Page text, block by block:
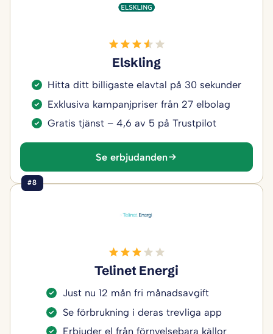
Elskling
Hitta ditt billigaste elavtal på 30 sekunder
Exklusiva kampanjpriser från 27 elbolag
Gratis tjänst – 4,6 av 5 på Trustpilot
Se erbjudanden
#8
Telinet Energi
Just nu 12 mån fri månadsavgift
Se förbrukning i deras trevliga app
Erbjuder el från förnyelsebara källor